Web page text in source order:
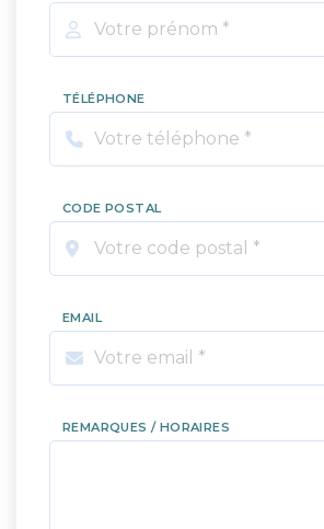
TÉLÉPHONE
CODE POSTAL
EMAIL
REMARQUES / HORAIRES